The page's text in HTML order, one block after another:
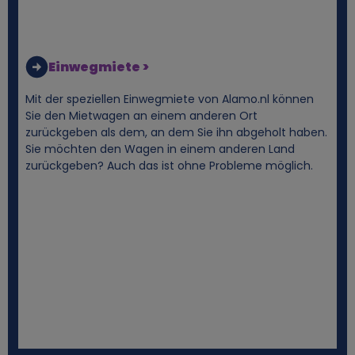
Einwegmiete >
Mit der speziellen Einwegmiete von Alamo.nl können
Sie den Mietwagen an einem anderen Ort
zurückgeben als dem, an dem Sie ihn abgeholt haben.
Sie möchten den Wagen in einem anderen Land
zurückgeben? Auch das ist ohne Probleme möglich.